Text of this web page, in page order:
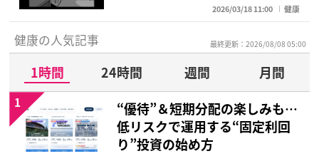
2026/03/18 11:00 健康
健康の人気記事 最終更新：2026/08/08 05:00
1時間 24時間 週間
月間
“優待”＆短期分配の楽しみも…
低リスクで運用する“固定利回
り”投資の始め方
1